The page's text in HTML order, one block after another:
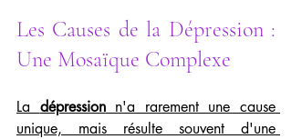
Les Causes de la Dépression :
Une Mosaïque Complexe
La dépression n'a rarement une cause
unique, mais résulte souvent d'une